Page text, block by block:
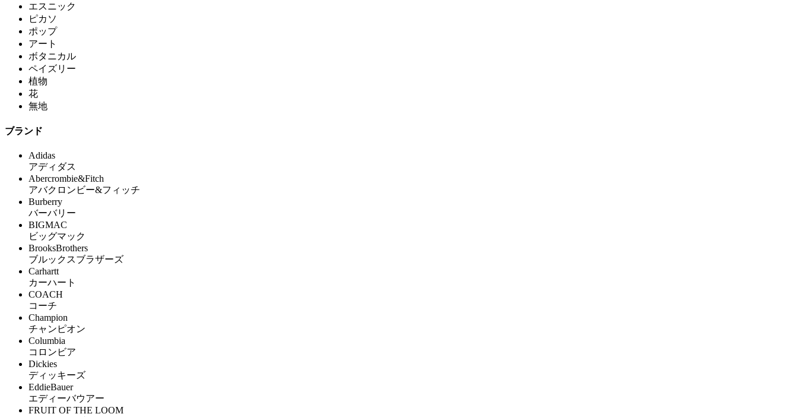
エスニック
ピカソ
ポップ
アート
ボタニカル
ペイズリー
植物
花
無地
ブランド
Adidas
アディダス
Abercrombie&Fitch
アバクロンビー&フィッチ
Burberry
バーバリー
BIGMAC
ビッグマック
BrooksBrothers
ブルックスブラザーズ
Carhartt
カーハート
COACH
コーチ
Champion
チャンピオン
Columbia
コロンビア
Dickies
ディッキーズ
EddieBauer
エディーバウアー
FRUIT OF THE LOOM